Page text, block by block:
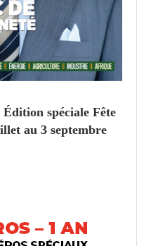
Édition spéciale Fête
au 3 septembre